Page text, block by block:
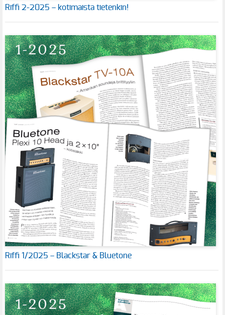
Riffi 2-2025 – kotimaista tietenkin!
Riffi 1/2025 – Blackstar & Bluetone